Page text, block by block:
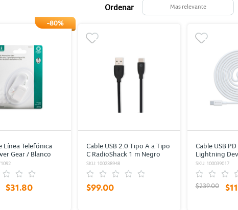
Ordenar Mas relevante
-80%
Línea Telefónica
Gear / Blanco
$31.80
Cable USB 2.0 Tipo A a Tipo
C RadioShack 1 m Negro
SKU: 100238948
$99.00
Cable USB
Lightning
/ Blanco
SKU: 100039017
$239.00